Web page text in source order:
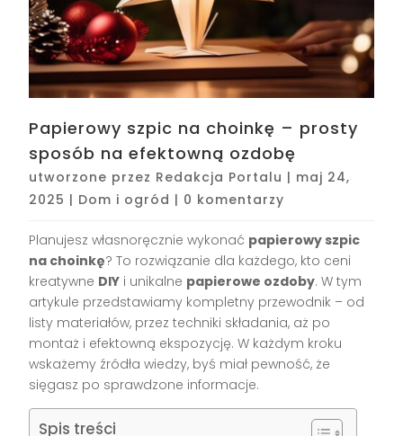
Papierowy szpic na choinkę – prosty
sposób na efektowną ozdobę
utworzone przez Redakcja Portalu | maj 24,
2025 | Dom i ogród | 0 komentarzy
Planujesz własnoręcznie wykonać papierowy szpic
na choinkę? To rozwiązanie dla każdego, kto ceni
kreatywne DIY i unikalne papierowe ozdoby. W tym
artykule przedstawiamy kompletny przewodnik – od
listy materiałów, przez techniki składania, aż po
montaż i efektowną ekspozycję. W każdym kroku
wskażemy źródła wiedzy, byś miał pewność, że
sięgasz po sprawdzone informacje.
Spis treści